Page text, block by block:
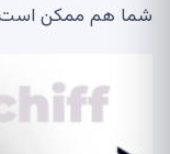
شما هم ممکن